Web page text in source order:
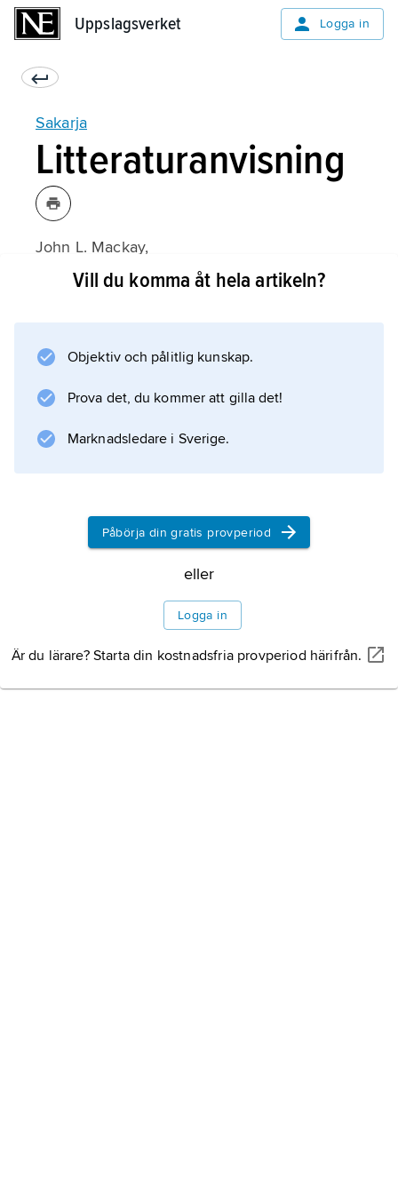
Uppslagsverket Logga in
Sakarja
Litteraturanvisning
John L. Mackay,
Haggai, Zechariah, Malachi
Vill du komma åt hela artikeln?
Objektiv och pålitlig kunskap.
Prova det, du kommer att gilla det!
Marknadsledare i Sverige.
Påbörja din gratis provperiod
eller
Logga in
Är du lärare? Starta din kostnadsfria provperiod härifrån.